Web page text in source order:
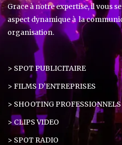
Grace à notre expertise, il vous
aspect dynamique à la
organisation.
> SPOT PUBLICITAIRE
> FILMS D’ENTREPRISES
> SHOOTING PROFESSIONNELS
> CLIPS VIDEO
> SPOT RADIO